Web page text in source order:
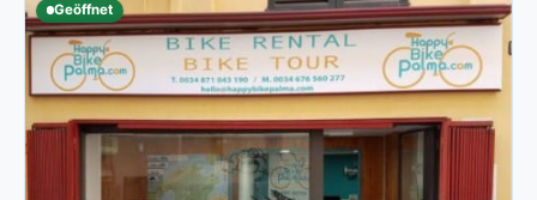
Geöffnet